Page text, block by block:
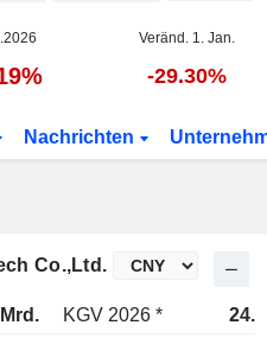
Veränd. 1. Jan.
-29.30%
Nachrichten
Co.,Ltd.
KGV 2026 *